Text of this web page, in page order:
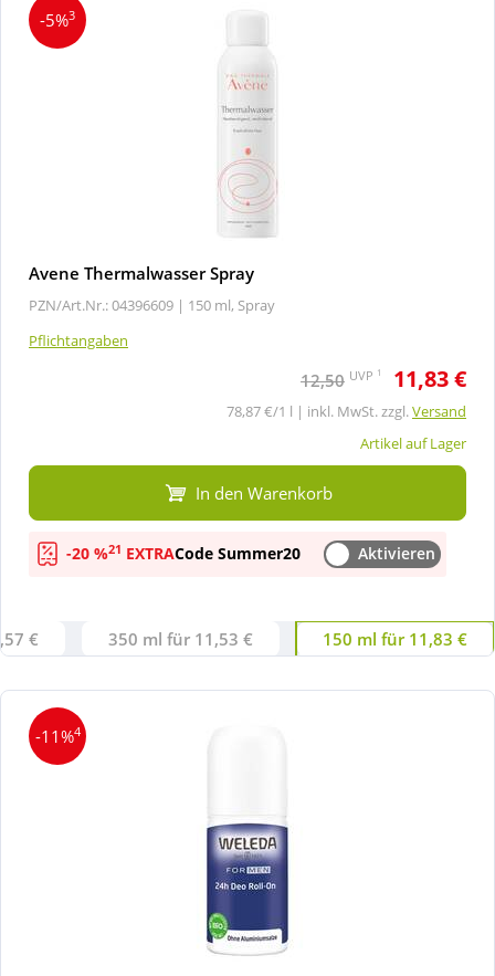
-5%3
Avene Thermalwasser Spray
PZN/Art.Nr.: 04396609 | 150 ml, Spray
Pflichtangaben
12,50 UVP 1 11,83 €
78,87 €/1 l | inkl. MwSt. zzgl.Versand
Artikel auf Lager
In den Warenkorb
-20 %21 EXTRACode Summer20 Aktivieren
€ 350 ml für 11,53 € 150 ml für 11,83 €
-11%4